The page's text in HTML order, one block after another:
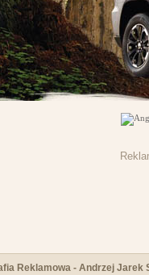
Reklamowa - Andrzej Jarek